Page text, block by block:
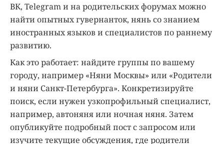
ВК, Telegram и на родительских форумах можно
найти опытных гувернанток, нянь со знанием
иностранных языков и специалистов по раннему
развитию.
Как это работает: найдите группы по вашему
городу, например «Няни Москвы» или «Родители
и няни Санкт-Петербурга». Конкретизируйте
поиск, если нужен узкопрофильный специалист,
например, автоняня или ночная няня. Затем
опубликуйте подробный пост с запросом или
изучите текущие обсуждения, где родители